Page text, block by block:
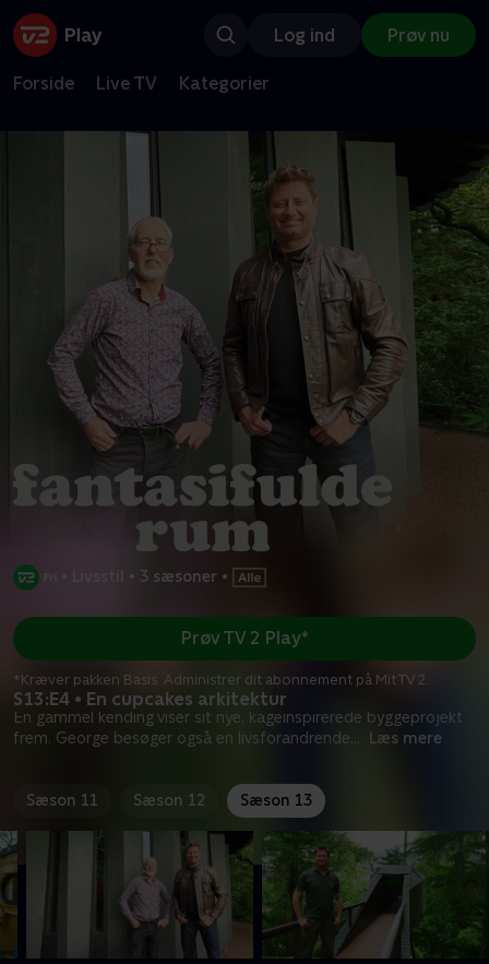
Log ind Prøv nu
Forside Live TV Kategorier
• 3 sæsoner •
S13:E4 • En cupcakes arkitektur
En gammel kending viser sit nye, kageinspirerede byggeprojekt
frem. George besøger også en livsforandrende... Læs mere
Prøv TV 2 Play*
*Kræver pakken Basis. Administrer dit abonnement på Mit TV 2.
Sæson 11 Sæson 12 Sæson 13